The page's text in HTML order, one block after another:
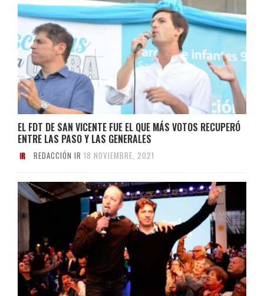
EL FDT DE SAN VICENTE FUE EL QUE MÁS VOTOS RECUPERÓ
ENTRE LAS PASO Y LAS GENERALES
REDACCIÓN IR 18 NOVIEMBRE, 2021